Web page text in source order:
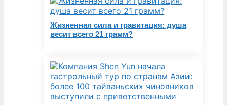
Жизненная сила и гравитация: душа
весит всего 21 грамм?